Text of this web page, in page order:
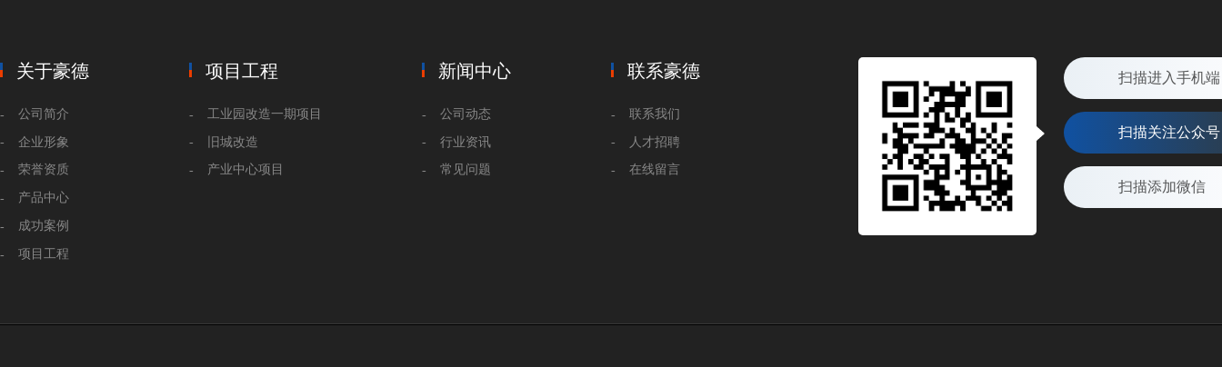
关于豪德
公司简介
企业形象
荣誉资质
产品中心
成功案例
项目工程
项目工程
工业园改造一期项目
旧城改造
产业中心项目
新闻中心
公司动态
行业资讯
常见问题
联系豪德
联系我们
人才招聘
在线留言
扫描进入手机端
扫描关注公众号
扫描添加微信